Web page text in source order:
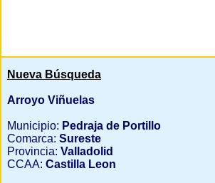
Nueva Búsqueda
Arroyo Viñuelas
Municipio: Pedraja de Portillo
Comarca: Sureste
Provincia: Valladolid
CCAA: Castilla Leon